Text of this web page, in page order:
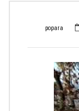
popara